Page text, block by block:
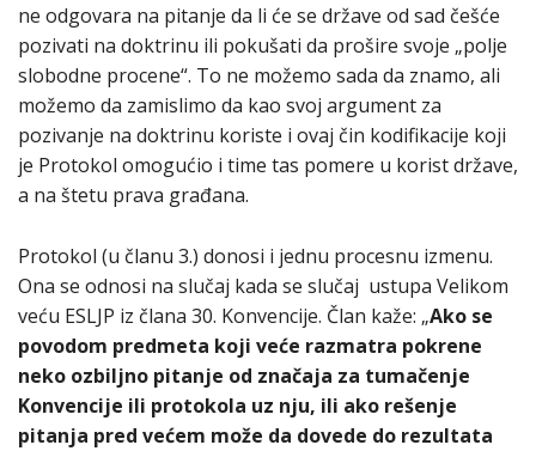
ne odgovara na pitanje da li će se države od sad češće
pozivati na doktrinu ili pokušati da prošire svoje „polje
slobodne procene“. To ne možemo sada da znamo, ali
možemo da zamislimo da kao svoj argument za
pozivanje na doktrinu koriste i ovaj čin kodifikacije koji
je Protokol omogućio i time tas pomere u korist države,
a na štetu prava građana.
Protokol (u članu 3.) donosi i jednu procesnu izmenu.
Ona se odnosi na slučaj kada se slučaj ustupa Velikom
veću ESLJP iz člana 30. Konvencije. Član kaže: „Ako se
povodom predmeta koji veće razmatra pokrene
neko ozbiljno pitanje od značaja za tumačenje
Konvencije ili protokola uz nju, ili ako rešenje
pitanja pred većem može da dovede do rezultata